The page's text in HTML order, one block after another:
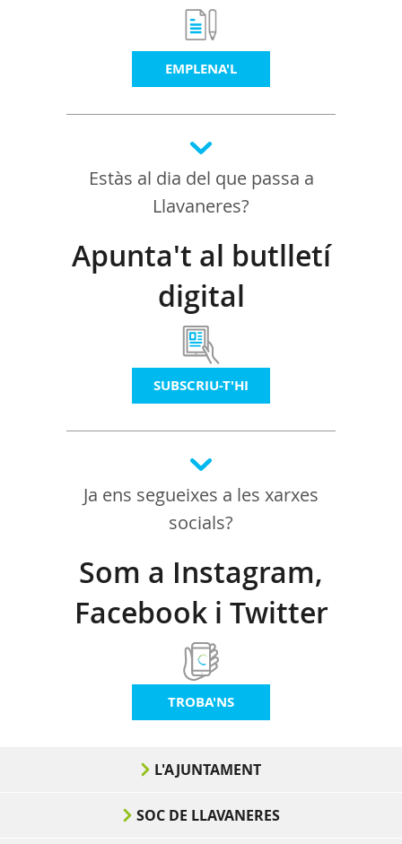
EMPLENA'L
Estàs al dia del que passa a
Llavaneres?
Apunta't al butlletí
digital
SUBSCRIU-T'HI
Ja ens segueixes a les xarxes
socials?
Som a Instagram,
Facebook i Twitter
TROBA'NS
L'AJUNTAMENT
SOC DE LLAVANERES